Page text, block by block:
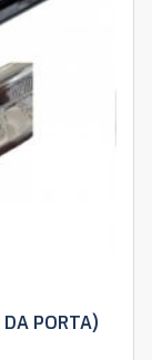
DA PORTA)